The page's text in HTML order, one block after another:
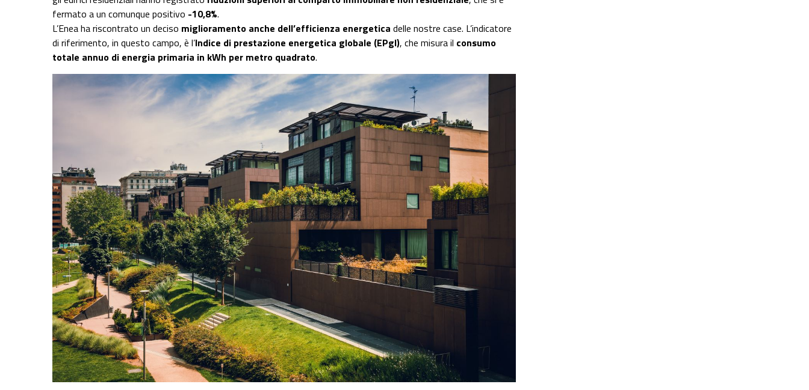
fermato a un comunque positivo -10,8%.
L’Enea ha riscontrato un deciso miglioramento anche dell’efficienza energetica delle nostre case. L’indicatore
di riferimento, in questo campo, è l’Indice di prestazione energetica globale (EPgl), che misura il consumo
totale annuo di energia primaria in kWh per metro quadrato.